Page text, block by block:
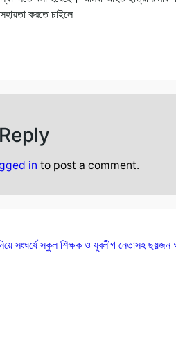
করতে চাইলে
in to post a comment.
সংঘর্ষে স্কুল শিক্ষক ও যুবলীগ নেতাসহ